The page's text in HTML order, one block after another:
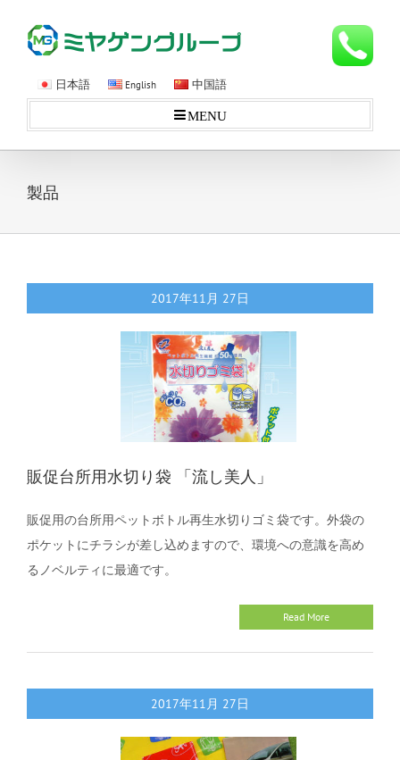
MENU
日本語 English 中国語
製品
2017年11月 27日
販促台所用水切り袋 「流し美人」
販促用の台所用ペットボトル再生水切りゴミ袋です。外袋の
ポケットにチラシが差し込めますので、環境への意識を高め
るノベルティに最適です。
Read More
2017年11月 27日